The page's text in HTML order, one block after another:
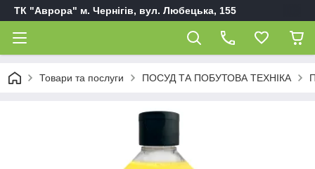
ТК "Аврора" м. Чернігів, вул. Любецька, 155
Товари та послуги ПОСУД ТА ПОБУТОВА ТЕХНІКА